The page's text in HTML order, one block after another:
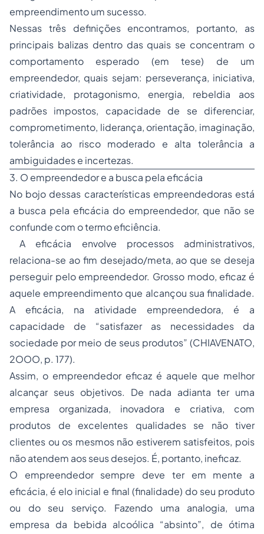
empreendimento um sucesso.
Nessas três definições encontramos, portanto, as
principais balizas dentro das quais se concentram o
comportamento esperado (em tese) de um
empreendedor, quais sejam: perseverança, iniciativa,
criatividade, protagonismo, energia, rebeldia aos
padrões impostos, capacidade de se diferenciar,
comprometimento, liderança, orientação, imaginação,
tolerância ao risco moderado e alta tolerância a
ambiguidades e incertezas.
3. O empreendedor e a busca pela eficácia
No bojo dessas características empreendedoras está
a busca pela eficácia do empreendedor, que não se
confunde com o termo eficiência.
A eficácia envolve processos administrativos,
relaciona-se ao fim desejado/meta, ao que se deseja
perseguir pelo empreendedor. Grosso modo, eficaz é
aquele empreendimento que alcançou sua finalidade.
A eficácia, na atividade empreendedora, é a
capacidade de “satisfazer as necessidades da
sociedade por meio de seus produtos” (CHIAVENATO,
2OOO, p. 177).
Assim, o empreendedor eficaz é aquele que melhor
alcançar seus objetivos. De nada adianta ter uma
empresa organizada, inovadora e criativa, com
produtos de excelentes qualidades se não tiver
clientes ou os mesmos não estiverem satisfeitos, pois
não atendem aos seus desejos. É, portanto, ineficaz.
O empreendedor sempre deve ter em mente a
eficácia, é elo inicial e final (finalidade) do seu produto
ou do seu serviço. Fazendo uma analogia, uma
empresa da bebida alcoólica “absinto”, de ótima